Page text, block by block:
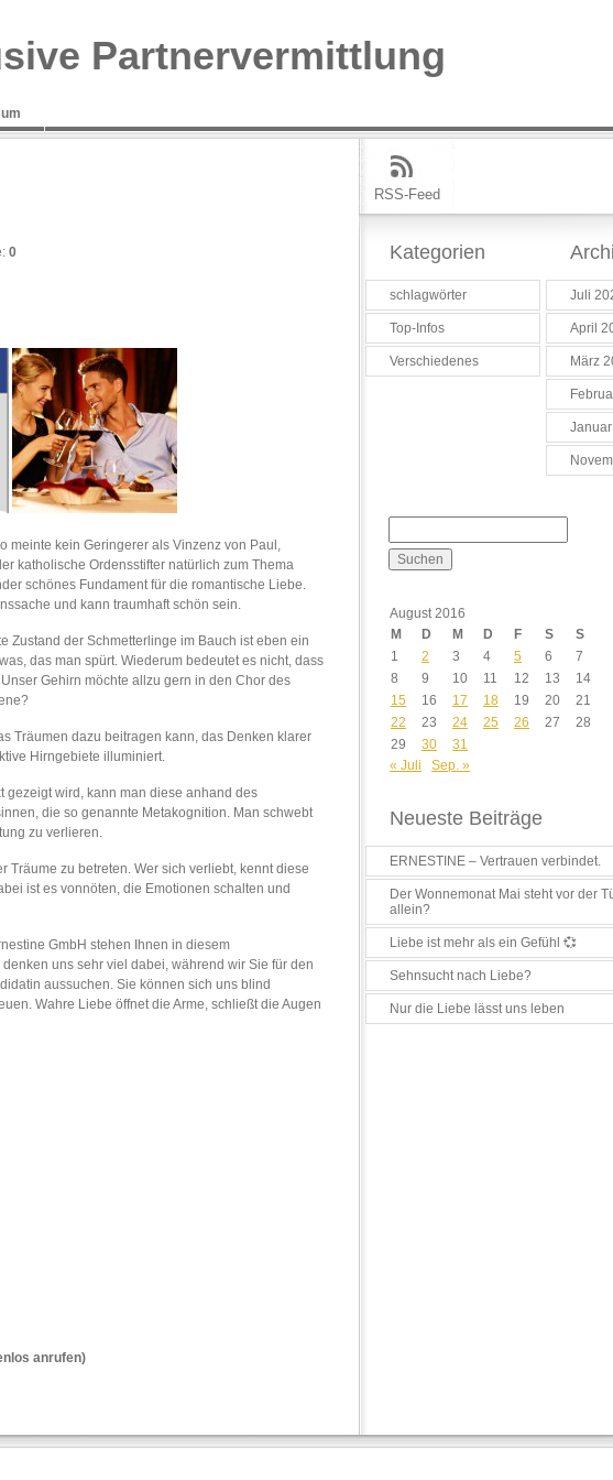
Partnervermittlung
0
meinte kein Geringerer als Vinzenz von Paul,
katholische Ordensstifter natürlich zum Thema
schönes Fundament für die romantische Liebe.
und kann traumhaft schön sein.
Zustand der Schmetterlinge im Bauch ist eben ein
das man spürt. Wiederum bedeutet es nicht, dass
Gehirn möchte allzu gern in den Chor des
Träumen dazu beitragen kann, das Denken klarer
Hirngebiete illuminiert.
gezeigt wird, kann man diese anhand des
die so genannte Metakognition. Man schwebt
zu verlieren.
Träume zu betreten. Wer sich verliebt, kennt diese
ist es vonnöten, die Emotionen schalten und
GmbH stehen Ihnen in diesem
uns sehr viel dabei, während wir Sie für den
aussuchen. Sie können sich uns blind
Wahre Liebe öffnet die Arme, schließt die Augen
anrufen)
RSS-Feed
Kategorien
schlagwörter
Top-Infos
Verschiedenes
Juli
April
März
August 2016
M
D M D F S
S
1
2 3 4 5 6
7
8
9 10 11 12 13
14
15
16 17 18 19 20
21
22
23 24 25 26 27
28
29
30
31
« Juli
Sep. »
Neueste Beiträge
ERNESTINE – Vertrauen verbindet.
Der Wonnemonat Mai steht vor der
allein?
Liebe ist mehr als ein Gefühl 💞
Sehnsucht nach Liebe?
Nur die Liebe lässt uns leben